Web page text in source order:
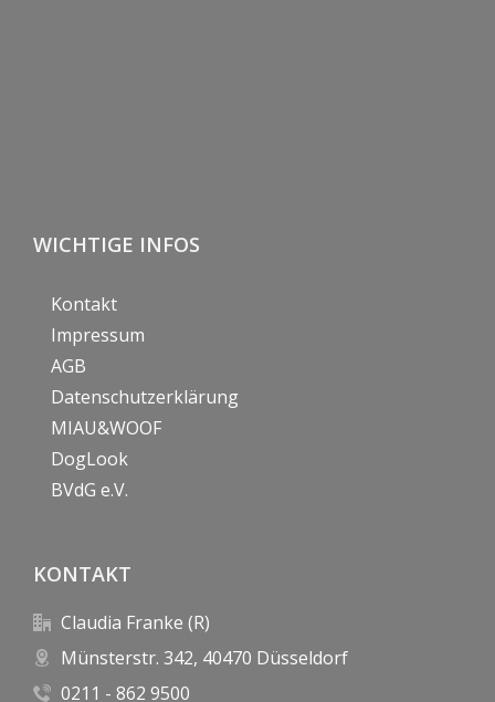
WICHTIGE INFOS
Kontakt
Impressum
AGB
Datenschutzerklärung
MIAU&WOOF
DogLook
BVdG e.V.
KONTAKT
Claudia Franke (R)
Münsterstr. 342, 40470 Düsseldorf
0211 - 862 9500